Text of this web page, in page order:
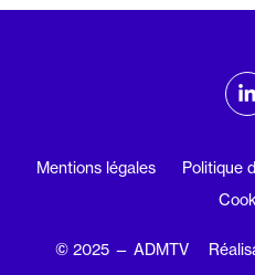
ADMTV sur les réseaux
Mentions légales
Politique
© 2025 — ADMTV